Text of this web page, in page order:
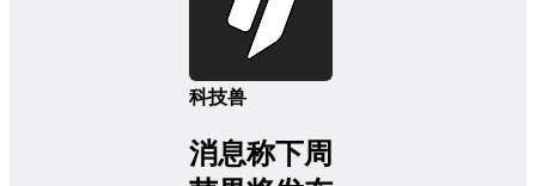
科技兽
消息称下周